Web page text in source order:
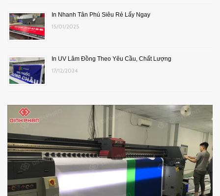
In Nhanh Tân Phú Siêu Rẻ Lấy Ngay
15/01/2025
In UV Lâm Đồng Theo Yêu Cầu, Chất Lượng
17/12/2024